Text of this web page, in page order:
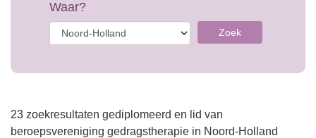
Waar?
Zoek
23 zoekresultaten gediplomeerd en lid van
beroepsvereniging gedragstherapie in Noord-Holland